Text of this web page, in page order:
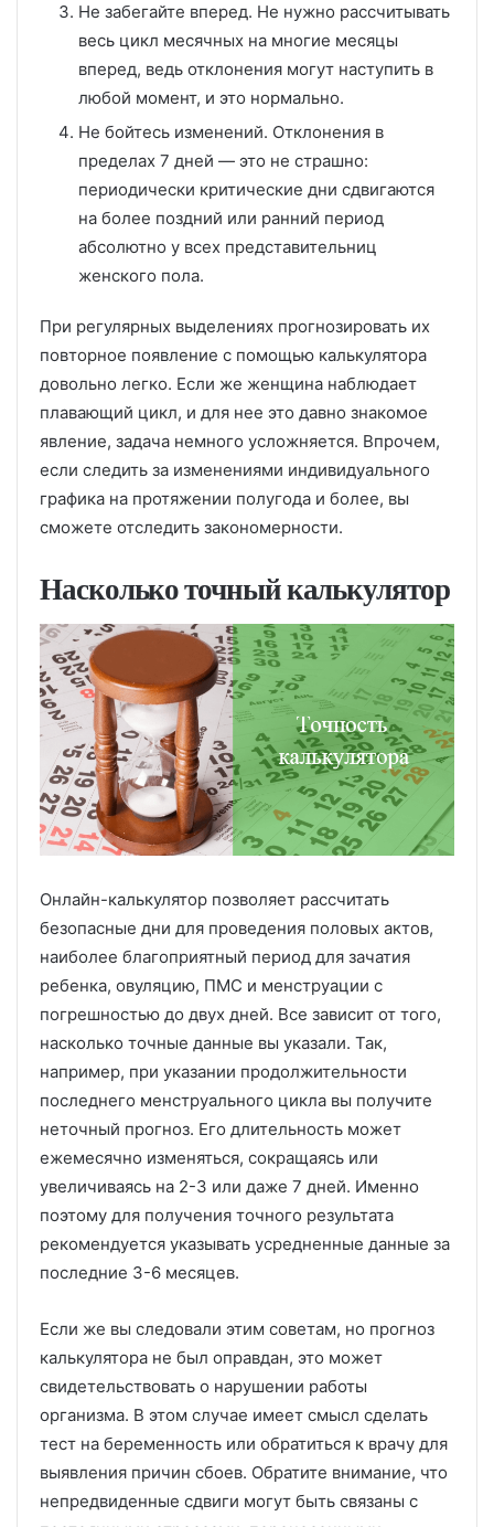
Не забегайте вперед. Не нужно рассчитывать
весь цикл месячных на многие месяцы
вперед, ведь отклонения могут наступить в
любой момент, и это нормально.
Не бойтесь изменений. Отклонения в
пределах 7 дней — это не страшно:
периодически критические дни сдвигаются
на более поздний или ранний период
абсолютно у всех представительниц
женского пола.
При регулярных выделениях прогнозировать их
повторное появление с помощью калькулятора
довольно легко. Если же женщина наблюдает
плавающий цикл, и для нее это давно знакомое
явление, задача немного усложняется. Впрочем,
если следить за изменениями индивидуального
графика на протяжении полугода и более, вы
сможете отследить закономерности.
Насколько точный калькулятор
Онлайн-калькулятор позволяет рассчитать
безопасные дни для проведения половых актов,
наиболее благоприятный период для зачатия
ребенка, овуляцию, ПМС и менструации с
погрешностью до двух дней. Все зависит от того,
насколько точные данные вы указали. Так,
например, при указании продолжительности
последнего менструального цикла вы получите
неточный прогноз. Его длительность может
ежемесячно изменяться, сокращаясь или
увеличиваясь на 2-3 или даже 7 дней. Именно
поэтому для получения точного результата
рекомендуется указывать усредненные данные за
последние 3-6 месяцев.
Если же вы следовали этим советам, но прогноз
калькулятора не был оправдан, это может
свидетельствовать о нарушении работы
организма. В этом случае имеет смысл сделать
тест на беременность или обратиться к врачу для
выявления причин сбоев. Обратите внимание, что
непредвиденные сдвиги могут быть связаны с